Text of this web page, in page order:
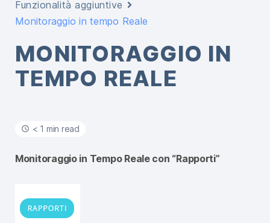
Funzionalità aggiuntive
Monitoraggio in tempo Reale
MONITORAGGIO IN
TEMPO REALE
< 1 min read
Monitoraggio in Tempo Reale con “Rapporti”